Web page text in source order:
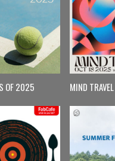
OF 2025 MIND TRAVEL